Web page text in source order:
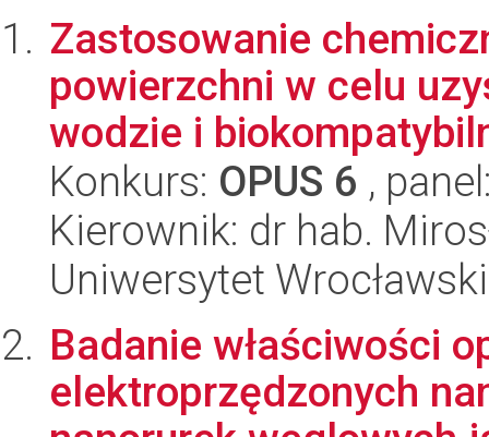
Zastosowanie
powierzchni w celu
wodzie i
Konkurs: OPUS 6 ,
Kierownik: dr hab.
Uniwersytet
Badanie właściwości
elektroprzędzonych